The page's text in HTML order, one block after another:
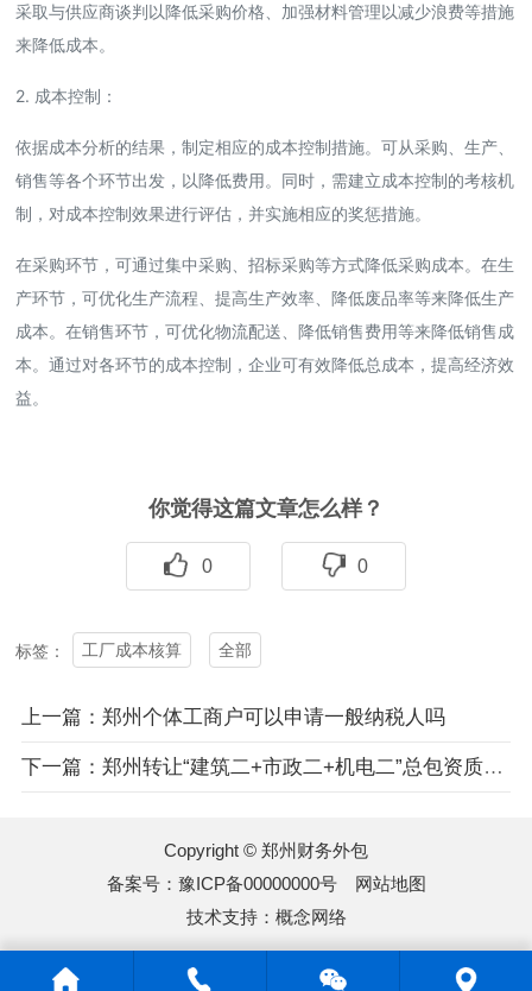
采取与供应商谈判以降低采购价格、加强材料管理以减少浪费等措施
来降低成本。
2. 成本控制：
依据成本分析的结果，制定相应的成本控制措施。可从采购、生产、
销售等各个环节出发，以降低费用。同时，需建立成本控制的考核机
制，对成本控制效果进行评估，并实施相应的奖惩措施。
在采购环节，可通过集中采购、招标采购等方式降低采购成本。在生
产环节，可优化生产流程、提高生产效率、降低废品率等来降低生产
成本。在销售环节，可优化物流配送、降低销售费用等来降低销售成
本。通过对各环节的成本控制，企业可有效降低总成本，提高经济效
益。
你觉得这篇文章怎么样？
0 0
标签： 工厂成本核算 全部
上一篇：郑州个体工商户可以申请一般纳税人吗
下一篇：郑州转让“建筑二+市政二+机电二”总包资质带安许和小项
Copyright © 郑州财务外包
备案号： 豫ICP备00000000号
网站地图
技术支持： 概念网络